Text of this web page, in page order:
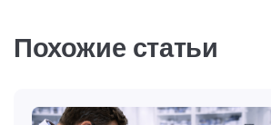
Похожие статьи